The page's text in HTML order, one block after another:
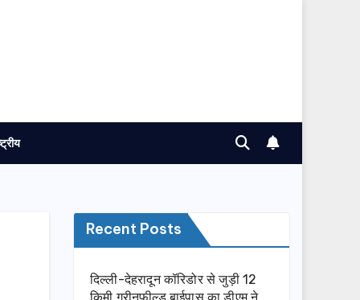
Recent Posts
दिल्ली-देहरादून कॉरिडोर से जुड़ी 12